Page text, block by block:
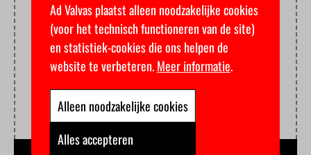
Ad Valvas plaatst alleen noodzakelijke cookies
(voor het technisch functioneren van de site)
en statistiek-cookies die ons helpen de
website te verbeteren.Meer informatie.
Alleen noodzakelijke cookies
Alles accepteren